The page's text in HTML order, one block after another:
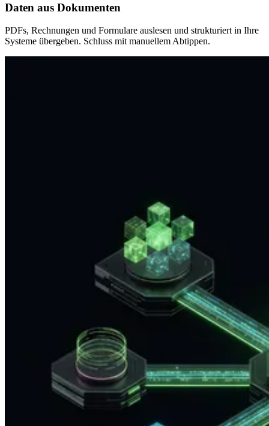
Daten aus Dokumenten
PDFs, Rechnungen und Formulare auslesen und strukturiert in Ihre
Systeme übergeben. Schluss mit manuellem Abtippen.